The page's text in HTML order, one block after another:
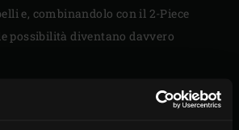
e, combinandolo con il 2-Piece
possibilità diventano davvero
convEGGtor